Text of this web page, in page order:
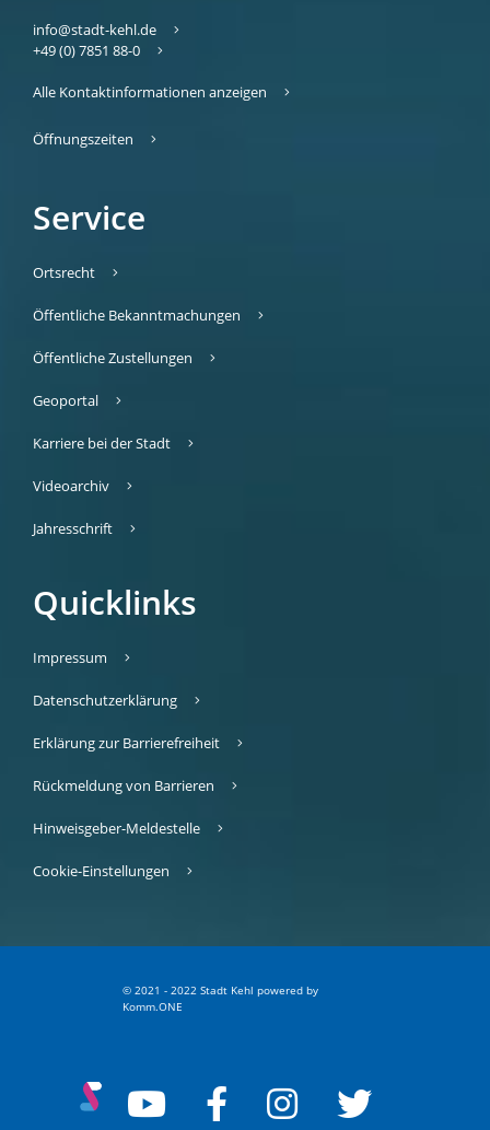
info@stadt-kehl.de
+49 (0) 7851 88-0
Alle Kontaktinformationen anzeigen
Öffnungszeiten
Service
Ortsrecht
Öffentliche Bekanntmachungen
Öffentliche Zustellungen
Geoportal
Karriere bei der Stadt
Videoarchiv
Jahresschrift
Quicklinks
Impressum
Datenschutzerklärung
Erklärung zur Barrierefreiheit
Rückmeldung von Barrieren
Hinweisgeber-Meldestelle
Cookie-Einstellungen
© 2021 - 2022 Stadt Kehl powered by
Komm.ONE